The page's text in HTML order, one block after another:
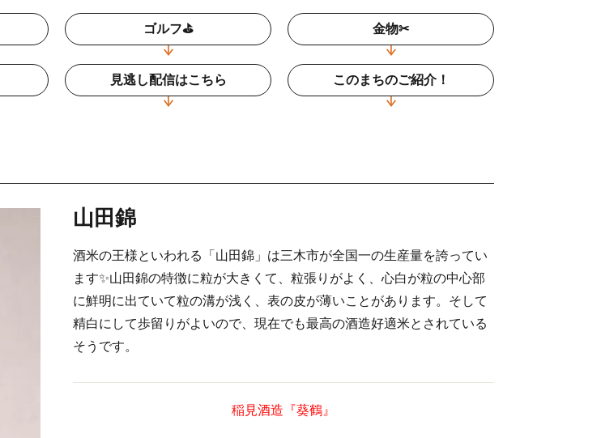
ゴルフ⛳ 金物✂
見逃し配信はこちら このまちのご紹介！
山田錦
酒米の王様といわれる「山田錦」は三木市が全国一の生産量を誇ってい
ます✨山田錦の特徴に粒が大きくて、粒張りがよく、心白が粒の中心部
に鮮明に出ていて粒の溝が浅く、表の皮が薄いことがあります。そして
精白にして歩留りがよいので、現在でも最高の酒造好適米とされている
そうです。
稲見酒造『葵鶴』